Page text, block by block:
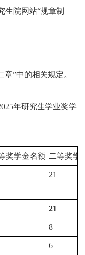
生院网站“规章制
章”中的相关规定。
年研究生学业奖学
奖学金名额 二等奖学
21
21
8
6